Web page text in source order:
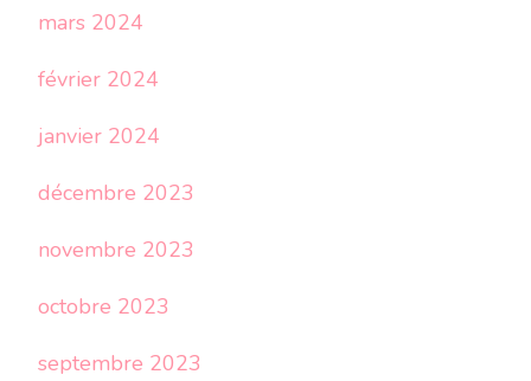
mars 2024
février 2024
janvier 2024
décembre 2023
novembre 2023
octobre 2023
septembre 2023